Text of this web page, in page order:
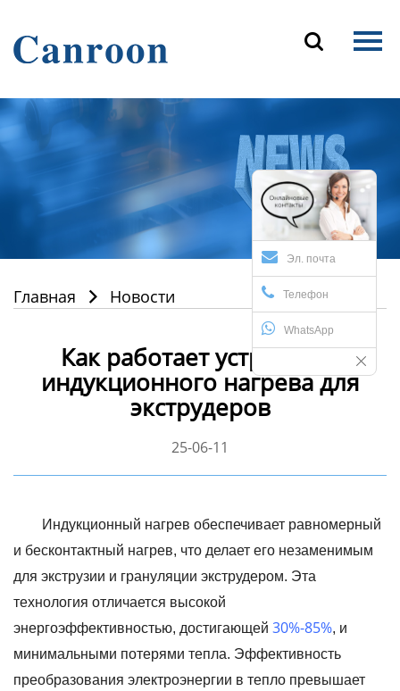

Продукция
О Нас
Контакты
Эл. почта
Телефон
WhatsApp
Главная  Новости
Как работает устройство
индукционного нагрева для
экструдеров
25-06-11
Индукционный нагрев обеспечивает равномерный
и бесконтактный нагрев, что делает его незаменимым
для экструзии и грануляции экструдером. Эта
технология отличается высокой
энергоэффективностью, достигающей 30%-85%, и
минимальными потерями тепла. Эффективность
преобразования электроэнергии в тепло превышает